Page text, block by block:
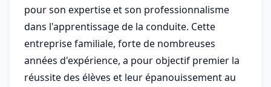
pour son expertise et son professionnalisme
dans l'apprentissage de la conduite. Cette
entreprise familiale, forte de nombreuses
années d'expérience, a pour objectif premier la
réussite des élèves et leur épanouissement au